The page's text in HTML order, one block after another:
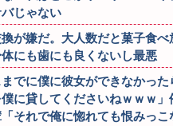
じゃない
が嫌だ。大人数だと菓子食べ
にも歯にも良くないし最悪
でに僕に彼女ができなかった
に貸してくださいねｗｗｗ」
それで俺に惚れても恨みっこ